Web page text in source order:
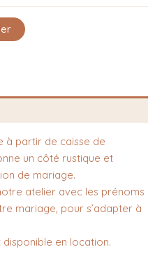
à partir de caisse de
un côté rustique et
de mariage.
atelier avec les prénoms
mariage, pour s’adapter à
en location.